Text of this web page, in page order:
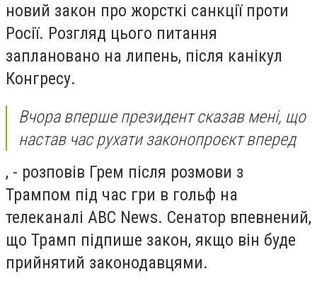
новий закон про жорсткі санкції проти
Росії. Розгляд цього питання
заплановано на липень, після канікул
Конгресу.
Вчора вперше президент сказав мені, що
настав час рухати законопроєкт вперед
, - розповів Грем після розмови з
Трампом під час гри в гольф на
телеканалі ABC News. Сенатор впевнений,
що Трамп підпише закон, якщо він буде
прийнятий законодавцями.